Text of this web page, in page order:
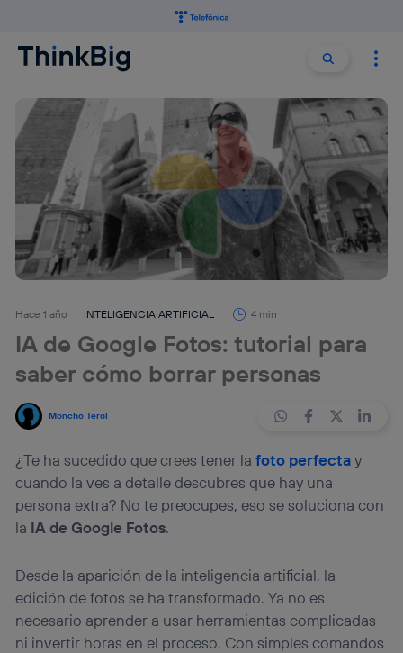
Buscar
Hace 1 año INTELIGENCIA ARTIFICIAL 4 min
IA de Google Fotos: tutorial para
saber cómo borrar personas
Moncho Terol
¿Te ha sucedido que crees tener la foto perfectay
cuando la ves a detalle descubres que hay una
persona extra? No te preocupes, eso se soluciona con
la IA de Google Fotos.
Desde la aparición de la inteligencia artificial, la
edición de fotos se ha transformado. Ya no es
necesario aprender a usar herramientas complicadas
ni invertir horas en el proceso. Con simples comandos